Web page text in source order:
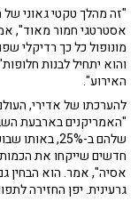
"זה מהלך טקטי גאוני של
אסטרטגי חמור מאוד",
מונופול כל כך רדיקלי
והוא יתחיל לבנות
האירוע".
להערכתו של אדירי,
"האמריקנים בארבעת
חדשים שייקחו את
אסיה", אמר. הוא הבחין
גרעינית. יפן החזירה